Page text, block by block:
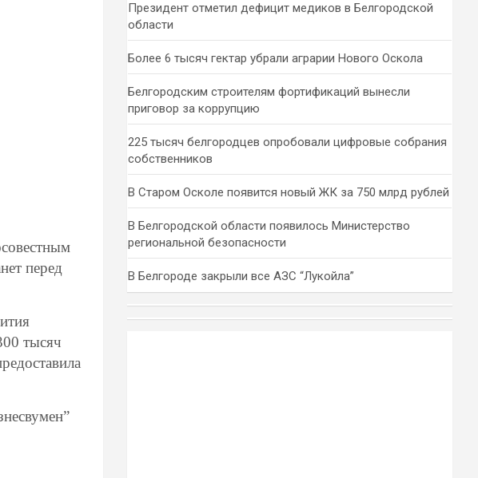
перед
тысяч
Президент отметил дефицит медиков в Белгородской
области
Более 6 тысяч гектар убрали аграрии Нового Оскола
Белгородским строителям фортификаций вынесли
приговор за коррупцию
225 тысяч белгородцев опробовали цифровые собрания
собственников
В Старом Осколе появится новый ЖК за 750 млрд рублей
В Белгородской области появилось Министерство
региональной безопасности
В Белгороде закрыли все АЗС “Лукойла”